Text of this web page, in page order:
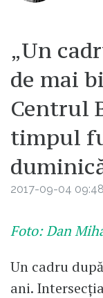
„Un
de mai
Centrul
timpul
2017-09-04
Foto: Dan
Un cadru
ani.